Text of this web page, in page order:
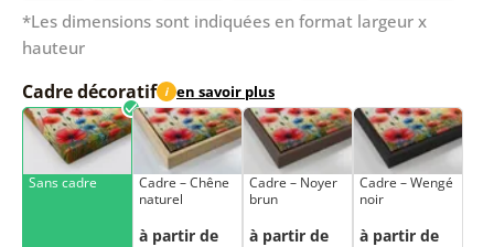
*Les dimensions sont indiquées en format largeur x
hauteur
Cadre décoratif i en savoir plus
Sans cadre
Cadre – Chêne
naturel
à partir de
Cadre – Noyer
brun
à partir de
Cadre – Wengé
noir
à partir de